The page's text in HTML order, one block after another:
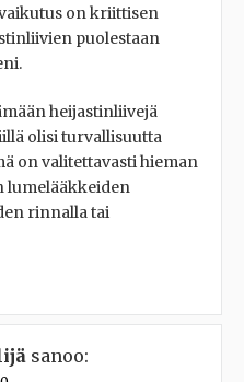
on kriittisen
puolestaan
heijastinliivejä
olisi turvallisuutta
on valitettavasti hieman
lumelääkkeiden
rinnalla tai
sanoo: